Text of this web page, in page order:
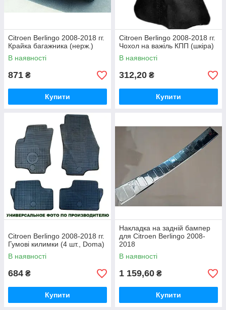
Citroen Berlingo 2008-2018 гг.
Крайка багажника (нерж.)
В наявності
871 ₴
Купити
Citroen Berlingo 2008-2018 гг.
Чохол на важіль КПП (шкіра)
В наявності
312,20 ₴
Купити
Citroen Berlingo 2008-2018 гг.
Гумові килимки (4 шт., Doma)
В наявності
684 ₴
Купити
Накладка на задній бампер
для Citroen Berlingo 2008-
2018
В наявності
1 159,60 ₴
Купити